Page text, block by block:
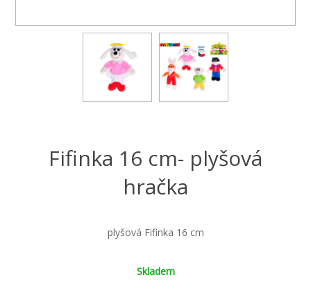
Fifinka 16 cm- plyšová
hračka
plyšová Fifinka 16 cm
Skladem